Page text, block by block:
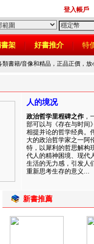
登入帳戶
架 好書推介 特
類書籍/音像和精品，正品正價，
人的境况
政治哲学里程碑之作 ，
部可以与《存在与时间
相提并论的哲学经典。
大的政治哲学家之一阿
特，以犀利的哲思解构
代人的精神困境、现代
生活的无力感，引发人
重新思考生存的意义...
新書推薦